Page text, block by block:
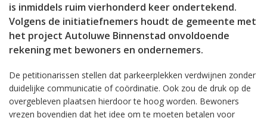
is inmiddels ruim vierhonderd keer ondertekend.
Volgens de initiatiefnemers houdt de gemeente met
het project Autoluwe Binnenstad onvoldoende
rekening met bewoners en ondernemers.
De petitionarissen stellen dat parkeerplekken verdwijnen zonder
duidelijke communicatie of coördinatie. Ook zou de druk op de
overgebleven plaatsen hierdoor te hoog worden. Bewoners
vrezen bovendien dat het idee om te moeten betalen voor